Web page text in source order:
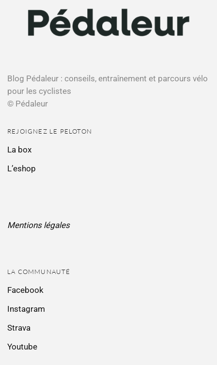
Blog Pédaleur : conseils, entraînement et parcours vélo
pour les cyclistes
© Pédaleur
REJOIGNEZ LE PELOTON
La box
L’eshop
Mentions légales
LA COMMUNAUTÉ
Facebook
Instagram
Strava
Youtube